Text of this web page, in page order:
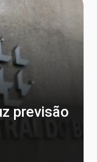
previsão